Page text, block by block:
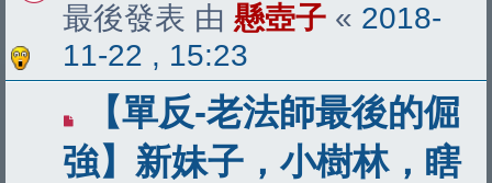
最後發表 由 懸壺子 « 2018-
11-22 , 15:23
【單反-老法師最後的倔
強】新妹子，小樹林，瞎